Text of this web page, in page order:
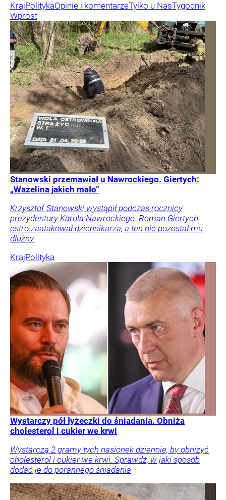
KrajPolitykaOpinie i komentarzeTylko u NasTygodnik
Wprost
Stanowski przemawiał u Nawrockiego. Giertych:
„Wazelina jakich mało”
Krzysztof Stanowski wystąpił podczas rocznicy
prezydentury Karola Nawrockiego. Roman Giertych
ostro zaatakował dziennikarza, a ten nie pozostał mu
dłużny.
KrajPolityka
Wystarczy pół łyżeczki do śniadania. Obniża
cholesterol i cukier we krwi
Wystarczą 2 gramy tych nasionek dziennie, by obniżyć
cholesterol i cukier we krwi. Sprawdź, w jaki sposób
dodać je do porannego śniadania